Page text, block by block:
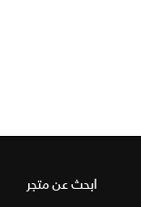
ابحث عن متجر